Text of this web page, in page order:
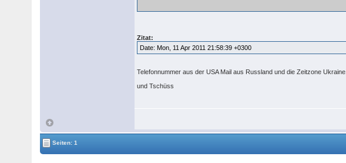
Zitat:
Date: Mon, 11 Apr 2011 21:58:39 +0300
Telefonnummer aus der USA Mail aus Russland und die Zeitzone Ukraine.
und Tschüss
Seiten: 1